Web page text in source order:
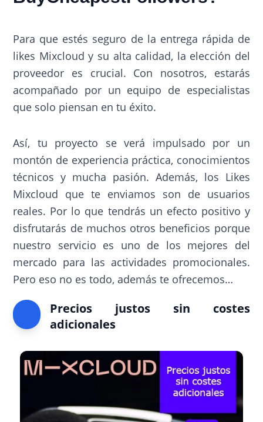
Para que estés seguro de la entrega rápida de
likes Mixcloud y su alta calidad, la elección del
proveedor es crucial. Con nosotros, estarás
acompañado por un equipo de especialistas
que solo piensan en tu éxito.
Así, tu proyecto se verá impulsado por un
montón de experiencia práctica, conocimientos
técnicos y mucha pasión. Además, los Likes
Mixcloud que te enviamos son de usuarios
reales. Por lo que tendrás un efecto positivo y
disfrutarás de muchos otros beneficios porque
nuestro servicio es uno de los mejores del
mercado para las actividades promocionales.
Pero eso no es todo, además te ofrecemos…
Precios justos sin costes
adicionales